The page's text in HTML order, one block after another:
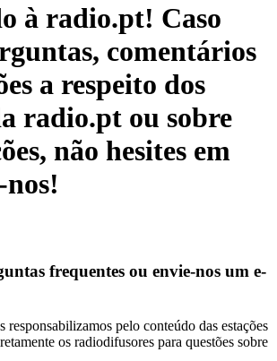
à radio.pt! Caso
comentários
a respeito dos
radio.pt ou sobre
não hesites em
frequentes ou envie-nos um e-
responsabilizamos pelo conteúdo das estações
os radiodifusores para questões sobre